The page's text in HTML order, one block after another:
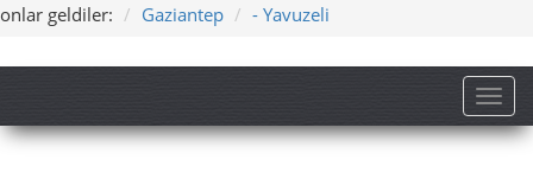
onlar geldiler: Gaziantep - Yavuzeli